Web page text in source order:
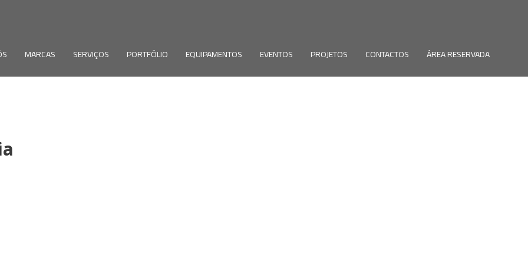
MARCAS SERVIÇOS PORTFÓLIO EQUIPAMENTOS EVENTOS PROJETOS CONTACTOS ÁREA RESERVADA